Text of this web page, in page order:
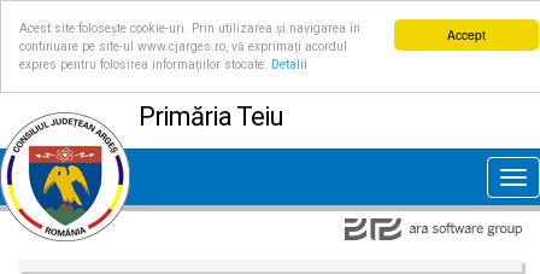
Accept
Acest site folosește cookie-uri. Prin utilizarea și navigarea în
continuare pe site-ul www.cjarges.ro, vă exprimați acordul
expres pentru folosirea informațiilor stocate.
Detalii
Primăria Teiu